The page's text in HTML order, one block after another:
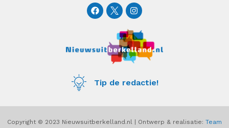
F
a
c
o
o
I
n
s
t
a
g
r
a
Tip de redactie!
Copyright © 2023 Nieuwsuitberkelland.nl | Ontwerp & realisatie: Team